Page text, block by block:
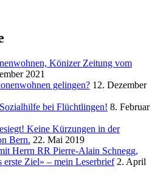
Könizer Zeitung vom
2021
gelingen? 12. Dezember
bei Flüchtlingen! 8. Februar
Keine Kürzungen in der
Bern. 22. Mai 2019
Herrn RR Pierre-Alain Schnegg,
erste Ziel» – mein Leserbrief 2. April